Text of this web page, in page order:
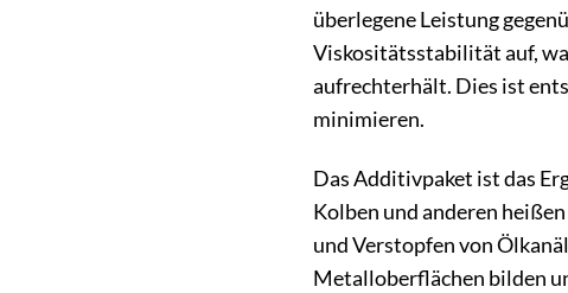
überlegene Leistung
Viskositätsstabilität auf,
aufrechterhält. Dies ist
minimieren.
Das Additivpaket ist das
Kolben und anderen
und Verstopfen von
Metalloberflächen bilden